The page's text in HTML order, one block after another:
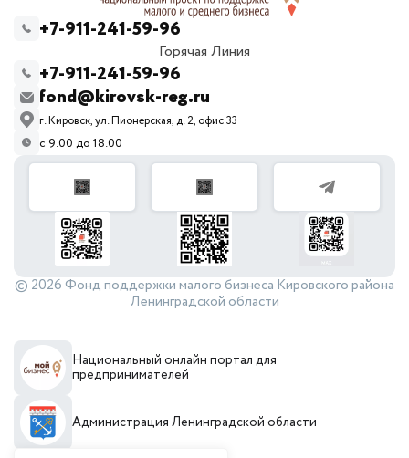
+7-911-241-59-96
Горячая Линия
+7-911-241-59-96
fond@kirovsk-reg.ru
г. Кировск, ул. Пионерская, д. 2, офис 33
с 9.00 до 18.00
© 2026 Фонд поддержки малого бизнеса Кировского района
Ленинградской области
Национальный онлайн портал для
предпринимателей
Администрация Ленинградской области